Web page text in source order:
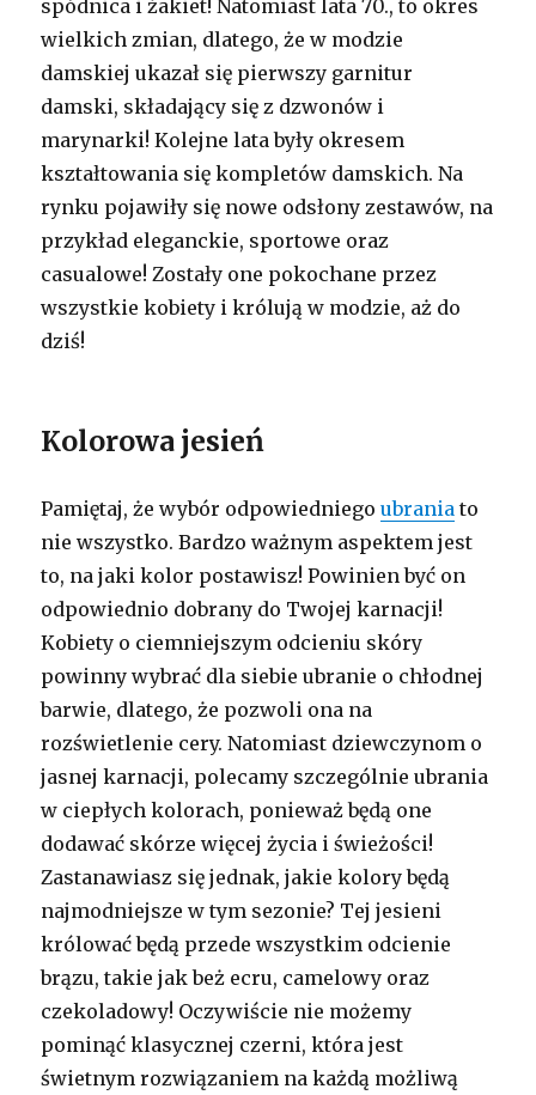
spódnica i żakiet! Natomiast lata 70., to okres
wielkich zmian, dlatego, że w modzie
damskiej ukazał się pierwszy garnitur
damski, składający się z dzwonów i
marynarki! Kolejne lata były okresem
kształtowania się kompletów damskich. Na
rynku pojawiły się nowe odsłony zestawów, na
przykład eleganckie, sportowe oraz
casualowe! Zostały one pokochane przez
wszystkie kobiety i królują w modzie, aż do
dziś!
Kolorowa jesień
Pamiętaj, że wybór odpowiedniegoubrania to
nie wszystko. Bardzo ważnym aspektem jest
to, na jaki kolor postawisz! Powinien być on
odpowiednio dobrany do Twojej karnacji!
Kobiety o ciemniejszym odcieniu skóry
powinny wybrać dla siebie ubranie o chłodnej
barwie, dlatego, że pozwoli ona na
rozświetlenie cery. Natomiast dziewczynom o
jasnej karnacji, polecamy szczególnie ubrania
w ciepłych kolorach, ponieważ będą one
dodawać skórze więcej życia i świeżości!
Zastanawiasz się jednak, jakie kolory będą
najmodniejsze w tym sezonie? Tej jesieni
królować będą przede wszystkim odcienie
brązu, takie jak beż ecru, camelowy oraz
czekoladowy! Oczywiście nie możemy
pominąć klasycznej czerni, która jest
świetnym rozwiązaniem na każdą możliwą